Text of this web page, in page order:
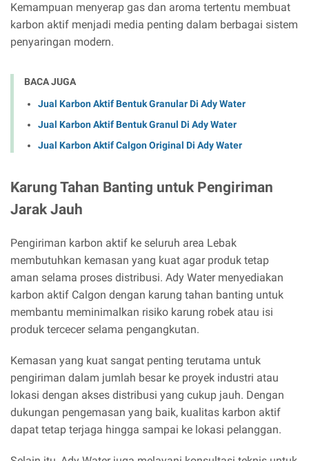
Kemampuan menyerap gas dan aroma tertentu membuat
karbon aktif menjadi media penting dalam berbagai sistem
penyaringan modern.
BACA JUGA
Jual Karbon Aktif Bentuk Granular Di Ady Water
Jual Karbon Aktif Bentuk Granul Di Ady Water
Jual Karbon Aktif Calgon Original Di Ady Water
Karung Tahan Banting untuk Pengiriman
Jarak Jauh
Pengiriman karbon aktif ke seluruh area Lebak
membutuhkan kemasan yang kuat agar produk tetap
aman selama proses distribusi. Ady Water menyediakan
karbon aktif Calgon dengan karung tahan banting untuk
membantu meminimalkan risiko karung robek atau isi
produk tercecer selama pengangkutan.
Kemasan yang kuat sangat penting terutama untuk
pengiriman dalam jumlah besar ke proyek industri atau
lokasi dengan akses distribusi yang cukup jauh. Dengan
dukungan pengemasan yang baik, kualitas karbon aktif
dapat tetap terjaga hingga sampai ke lokasi pelanggan.